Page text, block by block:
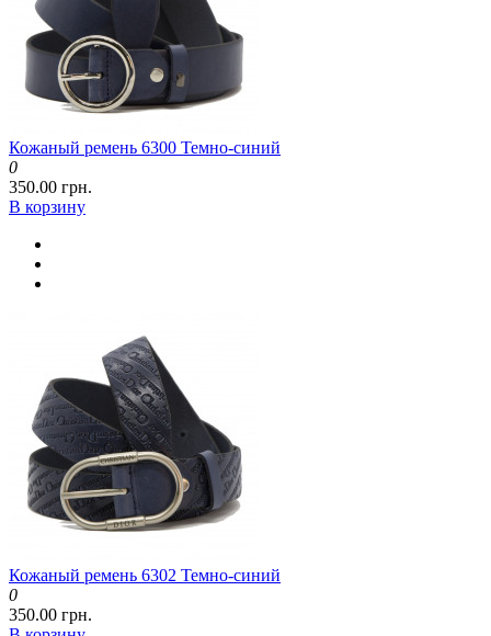
Кожаный ремень 6300 Темно-синий
0
350.00 грн.
В корзину
Кожаный ремень 6302 Темно-синий
0
350.00 грн.